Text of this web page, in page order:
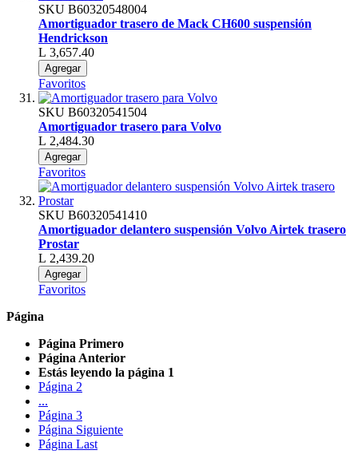
SKU B60320548004
Amortiguador trasero de Mack CH600 suspensión
Hendrickson
L 3,657.40
Agregar
Favoritos
SKU B60320541504
Amortiguador trasero para Volvo
L 2,484.30
Agregar
Favoritos
SKU B60320541410
Amortiguador delantero suspensión Volvo Airtek trasero
Prostar
L 2,439.20
Agregar
Favoritos
Página
Página Primero
Página Anterior
Estás leyendo la página 1
Página 2
...
Página 3
Página Siguiente
Página Last